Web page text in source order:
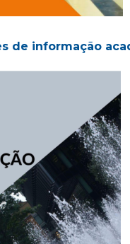
de informação